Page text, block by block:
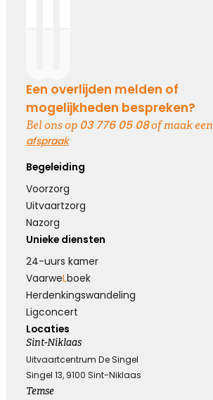
Een overlijden melden of
mogelijkheden bespreken?
Bel ons op 03 776 05 08of maak een
afspraak
Begeleiding
Voorzorg
Uitvaartzorg
Nazorg
Unieke diensten
24-uurs kamer
VaarweLboek
Herdenkings­wandeling
Ligconcert
Locaties
Sint-Niklaas
Uitvaartcentrum De Singel
Singel 13, 9100 Sint-Niklaas
Temse